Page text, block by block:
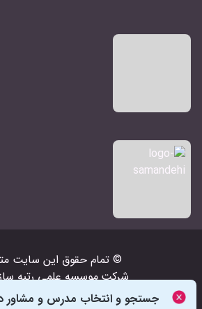
© تمام حقوق اين سايت
شرکت‌موسسه علمی رتبه سازان
است
جستجو و انتخاب مدرس و مشاور